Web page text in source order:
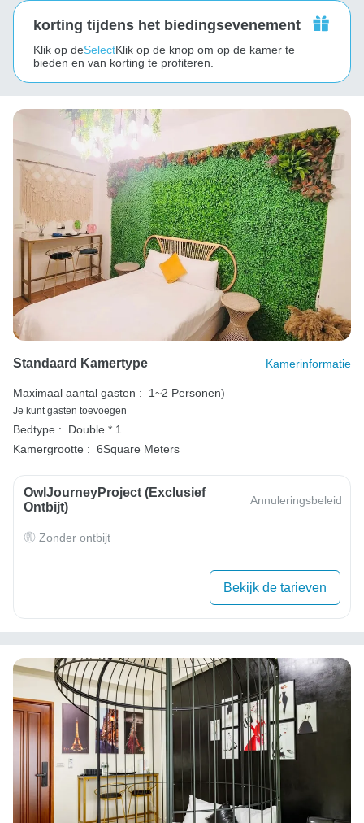
korting tijdens het biedingsevenement
Klik op deSelectKlik op de knop om op de kamer te
bieden en van korting te profiteren.
Standaard Kamertype Kamerinformatie
Maximaal aantal gasten : 1~2 Personen)
Je kunt gasten toevoegen
Bedtype :
Double * 1
Kamergrootte : 6Square Meters
OwlJourneyProject (exclusief
Ontbijt)
Annuleringsbeleid
Zonder ontbijt
Bekijk de tarieven